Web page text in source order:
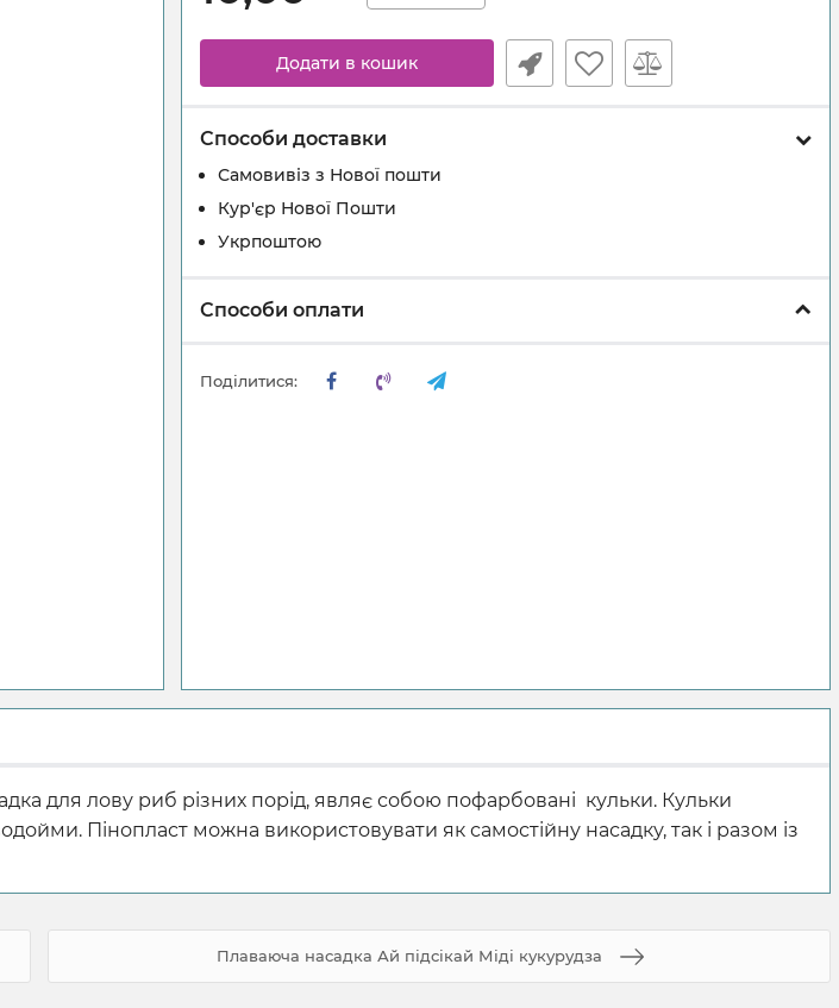
Додати в кошик
Способи доставки
Самовивіз з Нової пошти
Кур'єр Нової Пошти
Укрпоштою
Способи оплати
Поділитися:
для лову риб різних порід, являє собою пофарбовані кульки. Кульки
Пінопласт можна використовувати як самостійну насадку, так і разом із
Плаваюча насадка Ай підсікай Міді кукурудза